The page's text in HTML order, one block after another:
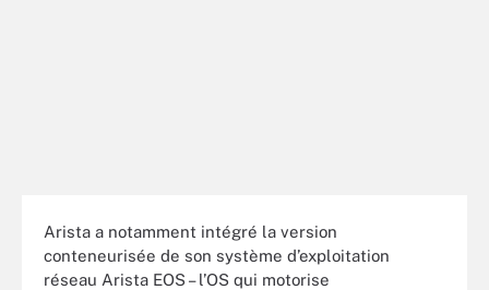
Arista a notamment intégré la version
conteneurisée de son système d’exploitation
réseau Arista EOS – l’OS qui motorise